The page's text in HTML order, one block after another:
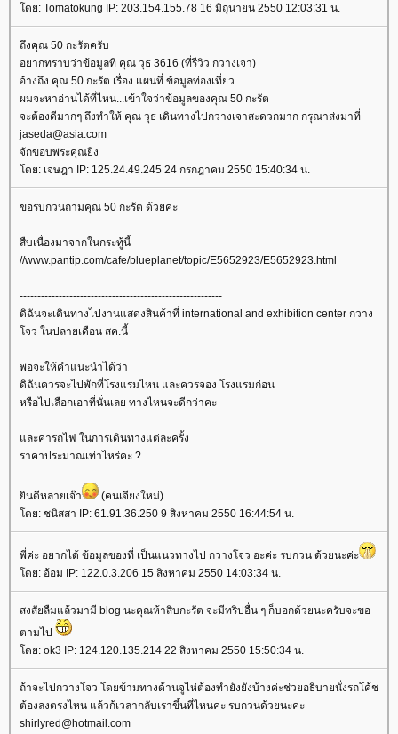
ดย: Tomatokung IP: 203.154.155.78 16 มิถุนายน 2550 12:03:31 น.
ถึงคุณ 50 กะรัตครับ
อยากทราบว่าข้อมูลที่ คุณ วุธ 3616 (ที่รีวิว กวางเจา)
อ้างถึง คุณ 50 กะรัต เรื่อง แผนที่ ข้อมูลท่องเที่ยว
ผมจะหาอ่านได้ที่ไหน...เข้าใจว่าข้อมูลของคุณ 50 กะรัต
จะต้องดีมากๆ ถึงทำให้ คุณ วุธ เดินทางไปกวางเจาสะดวกมาก กรุณาส่งมาที่
jaseda@asia.com
จักขอบพระคุณยิ่ง
ดย: เจษฎา IP: 125.24.49.245 24 กรกฎาคม 2550 15:40:34 น.
ขอรบกวนถามคุณ 50 กะรัต ด้วยค่ะ
สืบเนื่องมาจากในกระทู้นี้
//www.pantip.com/cafe/blueplanet/topic/E5652923/E5652923.html
---------------------------------------------------------
ดิฉันจะเดินทางไปงานแสดงสินค้าที่ international and exhibition center กวาง
จว ในปลายเดือน สค.นี้
พอจะให้คำแนะนำได้ว่า
ดิฉันควรจะไปพักที่โรงแรมไหน และควรจอง โรงแรมก่อน
หรือไปเลือกเอาที่นั่นเลย ทางไหนจะดีกว่าคะ
ละค่ารถไฟ ในการเดินทางแต่ละครั้ง
ราคาประมาณเท่าไหร่คะ ?
ินดีหลายเจ๊า
(คนเจียงใหม่)
ดย: ชนิสสา IP: 61.91.36.250 9 สิงหาคม 2550 16:44:54 น.
พี่ค่ะ อยากได้ ข้อมูลของที่ เป็นแนวทางไป กวางโจว อะค่ะ รบกวน ด้วยนะค่ะ
ดย: อ้อม IP: 122.0.3.206 15 สิงหาคม 2550 14:03:34 น.
สงสัยลืมแล้วมามี blog นะคุณห้าสิบกะรัต จะมีทริปอื่น ๆ ก็บอกด้วยนะครับจะขอ
ตามไป
ดย: ok3 IP: 124.120.135.214 22 สิงหาคม 2550 15:50:34 น.
ถ้าจะไปกวางโจว โดยข้ามทางด้านจูไห่ต้องทำยังยังบ้างค่ะช่วยอธิบายนั่งรถโค้ช
ต้องลงตรงไหน แล้วก้เวลากลับเราขึ้นที่ไหนค่ะ รบกวนด้วยนะค่ะ
shirlyred@hotmail.com